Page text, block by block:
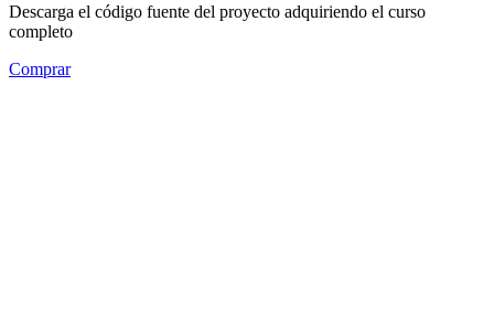
Descarga el código fuente del proyecto adquiriendo el curso
completo
Comprar